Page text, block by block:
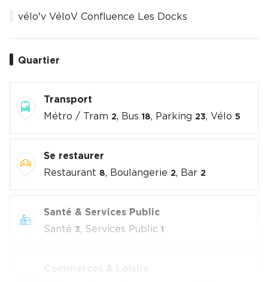
vélo'v VéloV Confluence Les Docks
Quartier
Transport
Métro / Tram 2, Bus 18, Parking 23, Vélo 5
Se restaurer
Restaurant 8, Boulangerie 2, Bar 2
Santé & Services Public
Santé 3, Services Public 1